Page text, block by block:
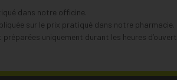
dans notre officine.
sur le prix pratiqué dans notre pharmacie.
uniquement durant les heures